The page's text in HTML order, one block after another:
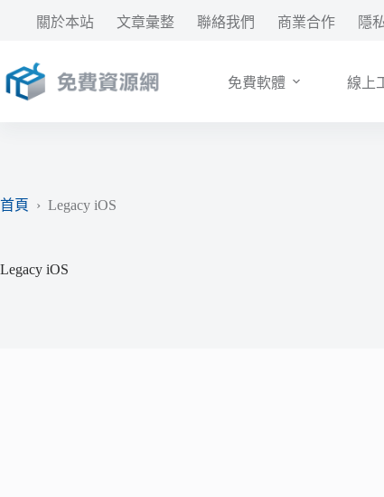
要
內
關於本站 文章彙整 聯絡我們 商業合作 隱
免費軟體 線上
首頁 › Legacy iOS
Legacy iOS